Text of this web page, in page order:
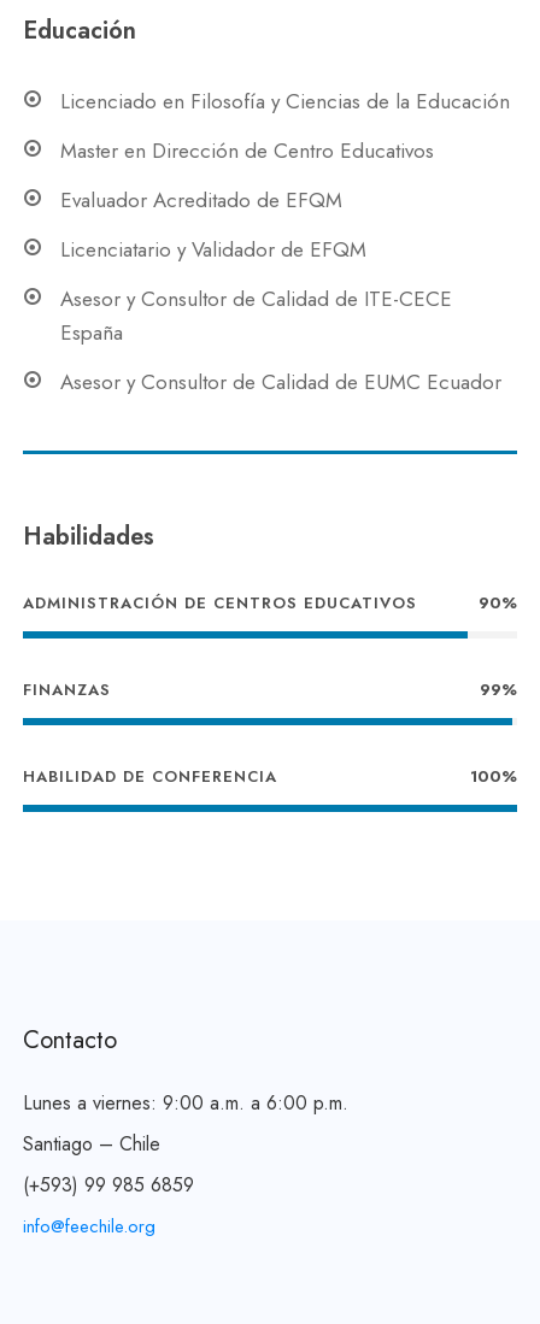
Educación
Licenciado en Filosofía y Ciencias de la Educación
Master en Dirección de Centro Educativos
Evaluador Acreditado de EFQM
Licenciatario y Validador de EFQM
Asesor y Consultor de Calidad de ITE-CECE
España
Asesor y Consultor de Calidad de EUMC Ecuador
Habilidades
ADMINISTRACIÓN DE CENTROS EDUCATIVOS 90%
FINANZAS 99%
HABILIDAD DE CONFERENCIA 100%
Contacto
Lunes a viernes: 9:00 a.m. a 6:00 p.m.
Santiago – Chile
(+593) 99 985 6859
info@feechile.org